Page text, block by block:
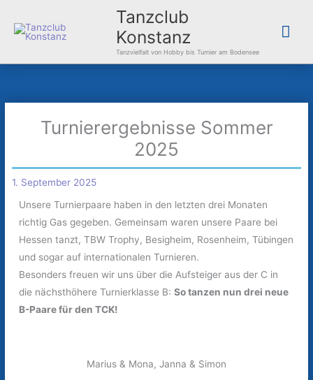
Inhalt
springen
Tanzclub
Konstanz
Tanzvielfalt von Hobby bis Turnier am Bodensee
Turnierergebnisse Sommer
2025
1. September 2025
Unsere Turnierpaare haben in den letzten drei Monaten
richtig Gas gegeben. Gemeinsam waren unsere Paare bei
Hessen tanzt, TBW Trophy, Besigheim, Rosenheim, Tübingen
und sogar auf internationalen Turnieren.
Besonders freuen wir uns über die Aufsteiger aus der C in
die nächsthöhere Turnierklasse B:So tanzen nun drei neue
B-Paare für den TCK!
Marius & Mona, Janna & Simon